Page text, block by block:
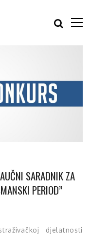
SARADNIK ZA
PERIOD”
djelatnosti